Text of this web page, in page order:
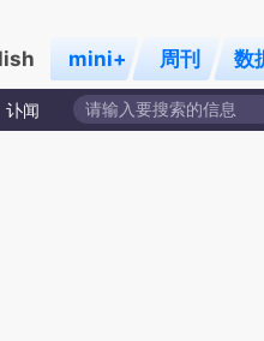
mini+ 周刊 数
讣闻